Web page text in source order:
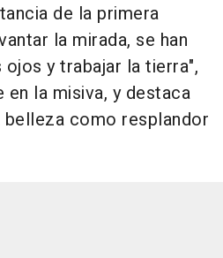
de la primera
la mirada, se han
y trabajar la tierra",
la misiva, y destaca
belleza como resplandor